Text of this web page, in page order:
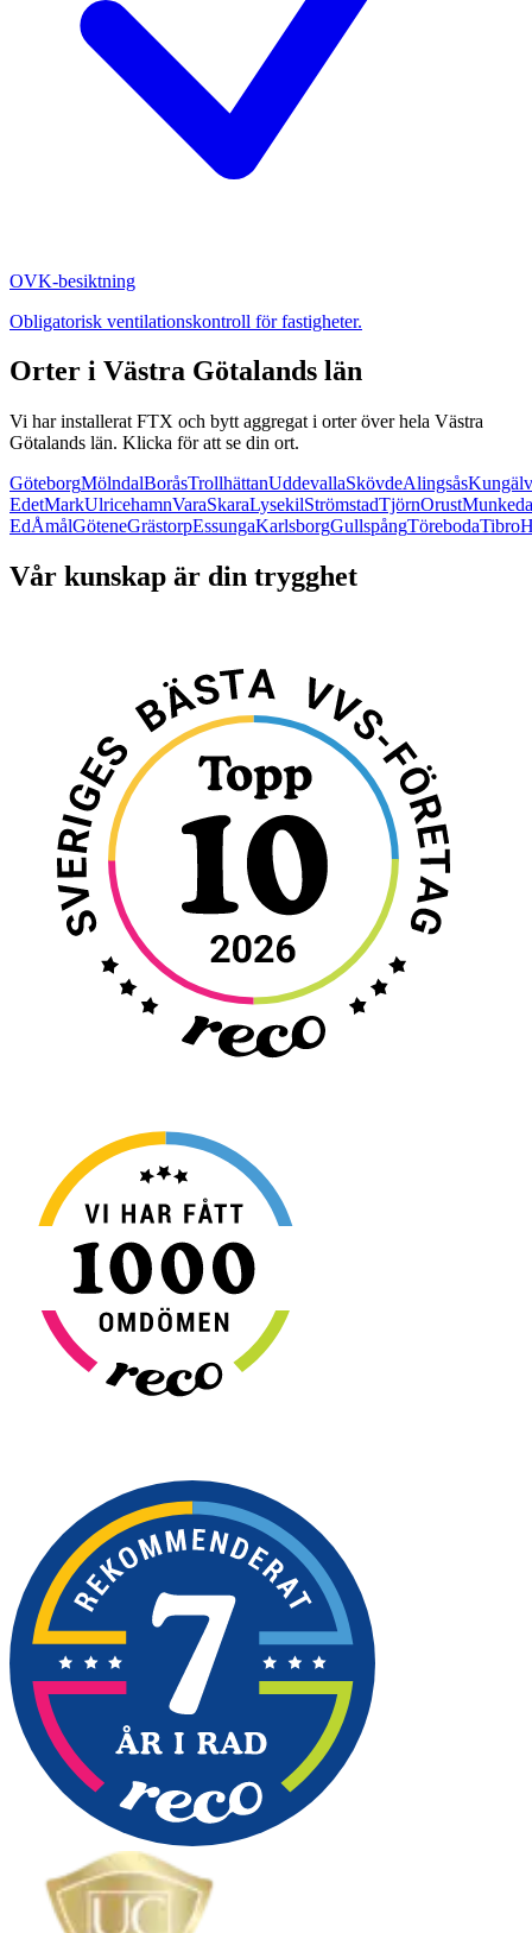
OVK-besiktning
Obligatorisk ventilationskontroll för fastigheter.
Orter i Västra Götalands län
Vi har installerat FTX och bytt aggregat i orter över hela Västra
Götalands län. Klicka för att se din ort.
GöteborgMölndalBoråsTrollhättanUddevallaSkövdeAlingsåsKungälv
EdetMarkUlricehamnVaraSkaraLysekilStrömstadTjörnOrust
EdÅmålGöteneGrästorpEssungaKarlsborgGullspångTörebodaTibro
Vår kunskap är din trygghet